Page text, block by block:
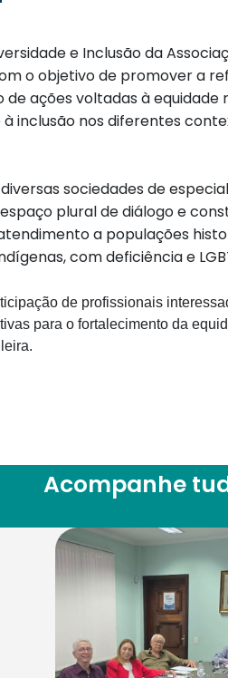
e Inclusão da
o objetivo de promover a
ações voltadas à equidade
inclusão nos diferentes
sociedades de
plural de diálogo e
a populações
com deficiência e
de profissionais
para o fortalecimento da
Acompanhe